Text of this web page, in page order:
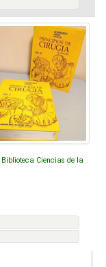
Biblioteca Ciencias de la